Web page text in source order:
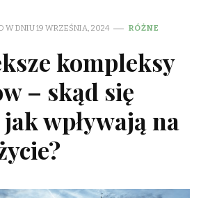
W DNIU19 WRZEŚNIA, 2024 RÓŻNE
kompleksy
– skąd się
wpływają na